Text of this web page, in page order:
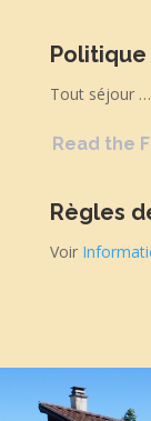
Tout séjour
Read the
Règles
Voir